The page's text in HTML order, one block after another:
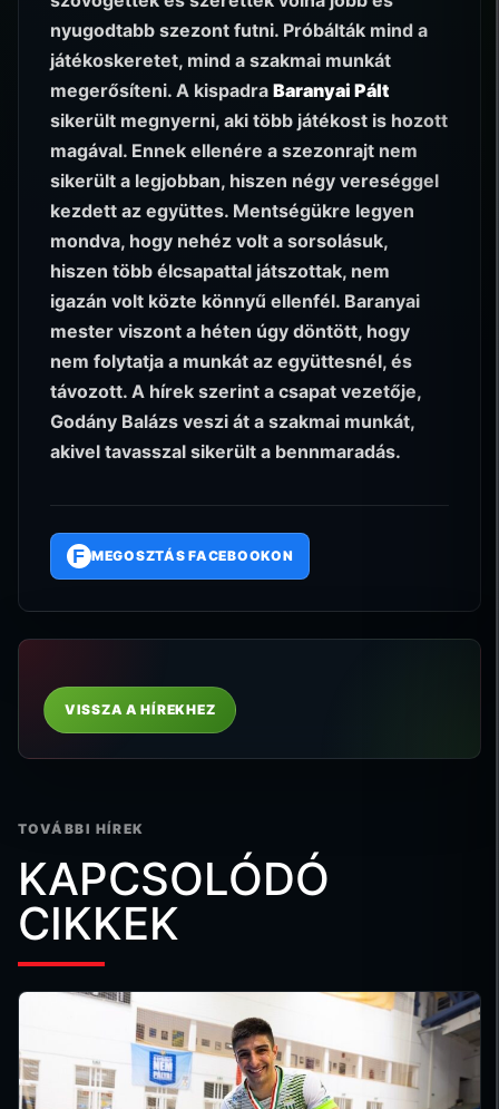
nyugodtabb szezont futni. Próbálták mind a
játékoskeretet, mind a szakmai munkát
megerősíteni. A kispadra Baranyai Pált
sikerült megnyerni, aki több játékost is hozott
magával. Ennek ellenére a szezonrajt nem
sikerült a legjobban, hiszen négy vereséggel
kezdett az együttes. Mentségükre legyen
mondva, hogy nehéz volt a sorsolásuk,
hiszen több élcsapattal játszottak, nem
igazán volt közte könnyű ellenfél. Baranyai
mester viszont a héten úgy döntött, hogy
nem folytatja a munkát az együttesnél, és
távozott. A hírek szerint a csapat vezetője,
Godány Balázs veszi át a szakmai munkát,
akivel tavasszal sikerült a bennmaradás.
F MEGOSZTÁS FACEBOOKON
VISSZA A HÍREKHEZ
TOVÁBBI HÍREK
KAPCSOLÓDÓ
CIKKEK